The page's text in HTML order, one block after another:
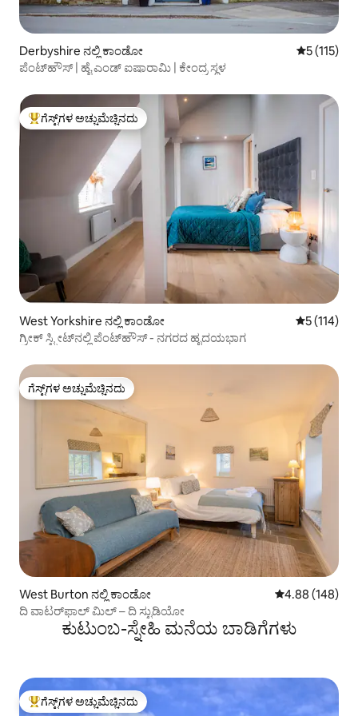
Derbyshire ನಲ್ಲಿ ಕಾಂಡೋ 5 ರಲ್ಲಿ 5
5 (115)
ಪೆಂಟ್‌ಹೌಸ್ | ಹೈ ಎಂಡ್ ಐಷಾರಾಮಿ | ಕೇಂದ್ರ ಸ್ಥಳ
ಗೆಸ್ಟ್‌ಗಳಿಗೆ ಅತಿ ಹೆಚ್ಚು ಅಚ್ಚುಮೆಚ್ಚಿನದು
ಗೆಸ್ಟ್‌ಗಳ ಅಚ್ಚುಮೆಚ್ಚಿನದು
West Yorkshire ನಲ್ಲಿ ಕಾಂಡೋ 5 ರಲ್ಲಿ 5
5 (114)
ಗ್ರೀಕ್ ಸ್ಟ್ರೀಟ್‌ನಲ್ಲಿ ಪೆಂಟ್‌ಹೌಸ್ - ನಗರದ ಹೃದಯಭಾಗ
ಗೆಸ್ಟ್‌ಗಳ ಅಚ್ಚುಮೆಚ್ಚಿನದು
ಗೆಸ್ಟ್‌ಗಳ ಅಚ್ಚುಮೆಚ್ಚಿನದು
West Burton ನಲ್ಲಿ ಕಾಂಡೋ 5 ರಲ್ಲಿ 4.88
4.88 (148)
ದಿ ವಾಟರ್‌ಫಾಲ್ ಮಿಲ್ – ದಿ ಸ್ಟುಡಿಯೋ
ಕುಟುಂಬ-ಸ್ನೇಹಿ ಮನೆಯ ಬಾಡಿಗೆಗಳು
ಗೆಸ್ಟ್‌ಗಳಿಗೆ ಅತಿ ಹೆಚ್ಚು ಅಚ್ಚುಮೆಚ್ಚಿನದು
ಗೆಸ್ಟ್‌ಗಳ ಅಚ್ಚುಮೆಚ್ಚಿನದು